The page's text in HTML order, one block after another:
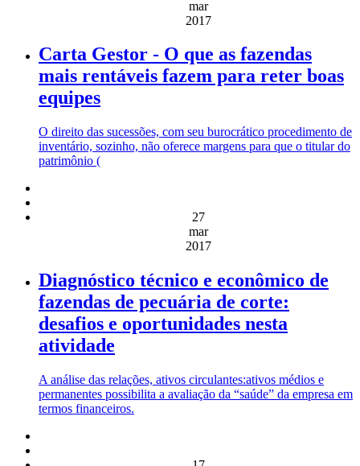
mar
2017
Carta Gestor - O que as fazendas
mais rentáveis fazem para reter boas
equipes
O direito das sucessões, com seu burocrático procedimento de
inventário, sozinho, não oferece margens para que o titular do
patrimônio (
27
mar
2017
Diagnóstico técnico e econômico de
fazendas de pecuária de corte:
desafios e oportunidades nesta
atividade
A análise das relações, ativos circulantes:ativos médios e
permanentes possibilita a avaliação da “saúde” da empresa em
termos financeiros.